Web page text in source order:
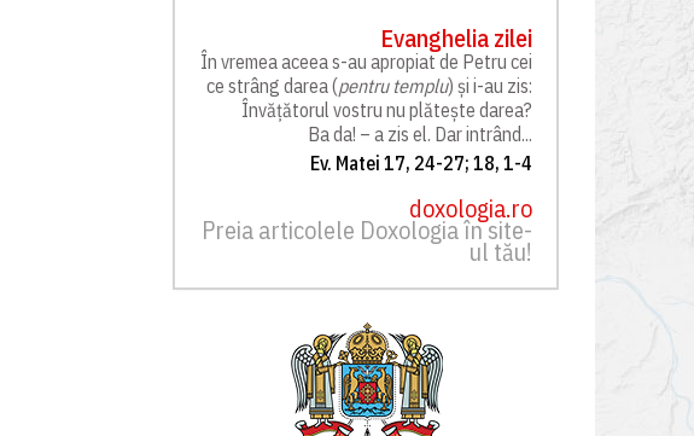
Evanghelia zilei
În vremea aceea s-au apropiat de Petru cei
ce strâng darea (pentru templu) și i-au zis:
Învățătorul vostru nu plătește darea?
Ba da! – a zis el. Dar intrând...
Ev. Matei 17, 24-27; 18, 1-4
doxologia.ro
Preia articolele Doxologia în site-
ul tău!